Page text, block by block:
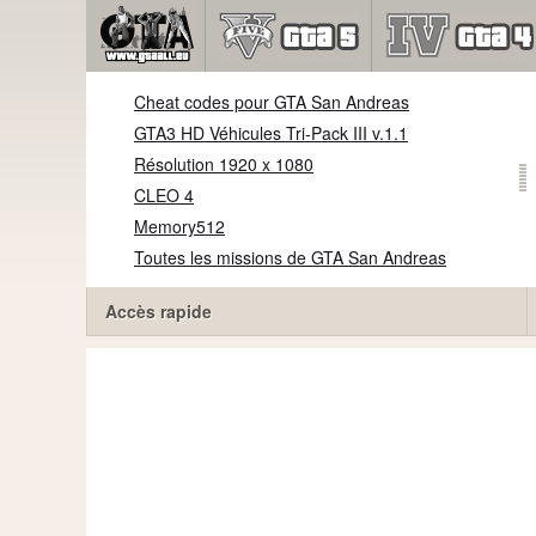
Cheat codes pour GTA San Andreas
GTA3 HD Véhicules Tri-Pack III v.1.1
Résolution 1920 x 1080
CLEO 4
Memory512
Toutes les missions de GTA San Andreas
Accès rapide